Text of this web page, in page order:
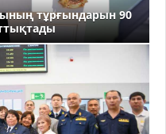
тұрғындарын 90